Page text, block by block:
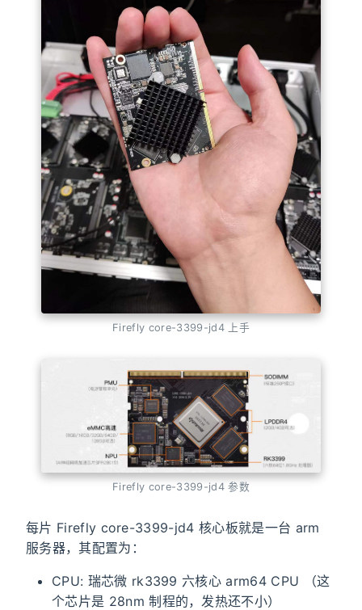
Firefly core-3399-jd4 上手
Firefly core-3399-jd4 参数
每片 Firefly core-3399-jd4 核心板就是一台 arm
服务器，其配置为：
CPU: 瑞芯微 rk3399 六核心 arm64 CPU （这
个芯片是 28nm 制程的，发热还不小）